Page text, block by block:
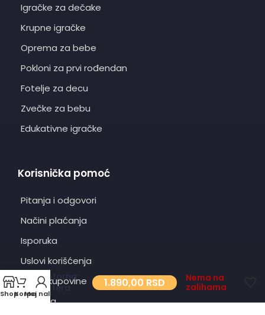
Igračke za dečake
Krupne igračke
Oprema za bebe
Pokloni za prvi rođendan
Fotelje za decu
Zvečke za bebu
Edukativne igračke
Korisnička pomoć
Pitanja i odgovori
Načini plaćanja
Isporuka
Uslovi korišćenja
Uslovi kupovine
O nama
Dečija
motorna
testera
Green
1.890,00 RSD
Nema na
zalihama
ShopKorpaMoj nalog